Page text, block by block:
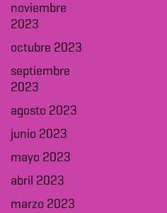
noviembre
2023
octubre 2023
septiembre
2023
agosto 2023
junio 2023
mayo 2023
abril 2023
marzo 2023